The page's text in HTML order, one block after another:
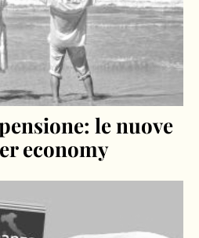
le nuove
economy